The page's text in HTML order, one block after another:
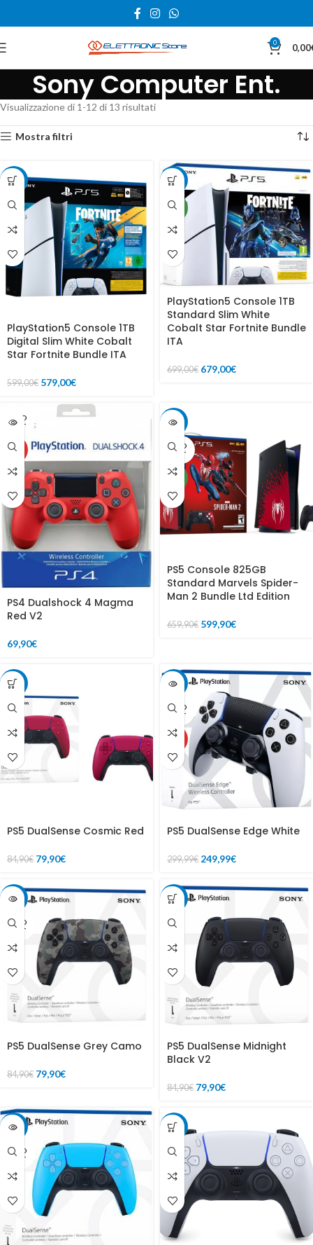
0 0,00
Sony Computer Ent.
Visualizzazione di 1-12 di 13 risultati
Mostra filtri
-3%
PlayStation5 Console 1TB
Digital Slim White Cobalt
Star Fortnite Bundle ITA
599,00€ 579,00€
-3%
NEW
PlayStation5 Console 1TB
Standard Slim White
Cobalt Star Fortnite Bundle
ITA
699,00€ 679,00€
SOLD
OUT
HOT
PS4 Dualshock 4 Magma
Red V2
69,90€
-9%
SOLD
OUT
NEW
PS5 Console 825GB
Standard Marvels Spider-
Man 2 Bundle Ltd Edition
659,90€ 599,90€
-6%
PS5 DualSense Cosmic Red
84,90€ 79,90€
-17%
SOLD
OUT
HOT
PS5 DualSense Edge White
299,99€ 249,99€
-6%
SOLD
OUT
PS5 DualSense Grey Camo
84,90€ 79,90€
-6%
PS5 DualSense Midnight
Black V2
84,90€ 79,90€
-6%
SOLD
OUT
-6%